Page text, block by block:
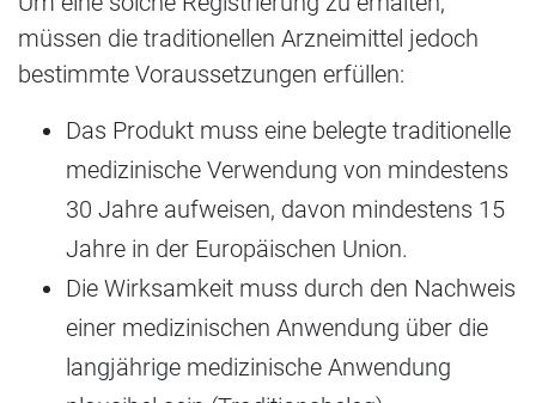
müssen die traditionellen Arzneimittel jedoch
bestimmte Voraussetzungen erfüllen:
Das Produkt muss eine belegte traditionelle
medizinische Verwendung von mindestens
30 Jahre aufweisen, davon mindestens 15
Jahre in der Europäischen Union.
Die Wirksamkeit muss durch den Nachweis
einer medizinischen Anwendung über die
langjährige medizinische Anwendung